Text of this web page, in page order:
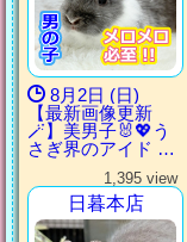
8月2日 (日)
【最新画像更新
🪄】美男子🐰💖う
さぎ界のアイド …
1,395 view
日暮本店